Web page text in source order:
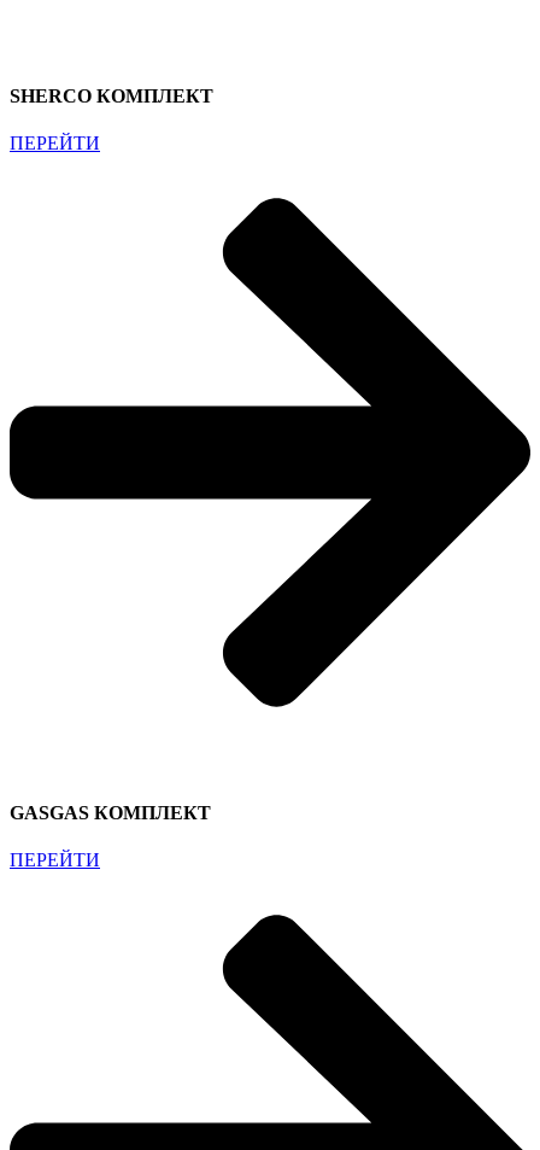
SHERCO КОМПЛЕКТ
ПЕРЕЙТИ
GASGAS КОМПЛЕКТ
ПЕРЕЙТИ